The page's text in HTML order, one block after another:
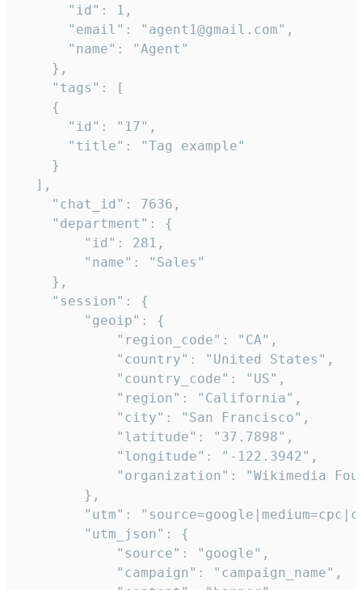
      "id": 1,
      "email": "agent1@gmail.com",
      "name": "Agent"
    },
    "tags": [
    {
      "id": "17",
      "title": "Tag example"
    }
  ],
    "chat_id": 7636,
    "department": {
        "id": 281,
        "name": "Sales"
    },
    "session": {
        "geoip": {
            "region_code": "CA",
            "country": "United States",
            "country_code": "US",
            "region": "California",
            "city": "San Francisco",
            "latitude": "37.7898",
            "longitude": "-122.3942",
"organization": "Wikimedia
        },
"utm":
        "utm_json": {
            "source": "google",
            "campaign": "campaign_name",